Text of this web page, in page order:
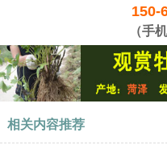
150-
（手
相关内容推荐